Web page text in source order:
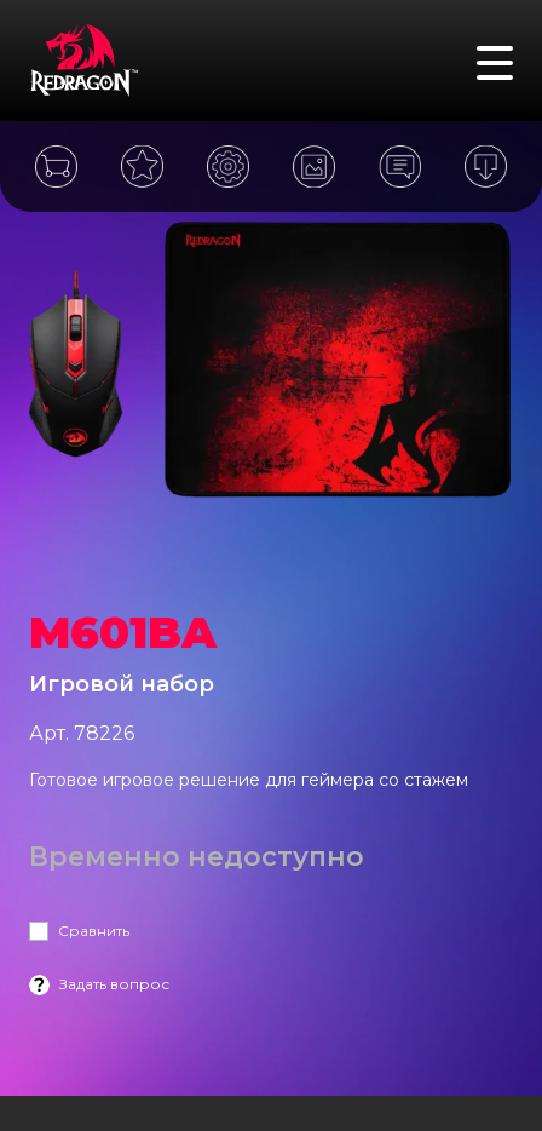
FAQ Адреса Сравнение Войти Поиск
Игровые мыши
Игровые клавиатуры
Игровые гарнитуры
Игровые наборы
Кастомизация клавиатур
M601BA
Игровой набор
Арт. 78226
Готовое игровое решение для геймера со стажем
Временно недоступно
Сравнить
Задать вопрос